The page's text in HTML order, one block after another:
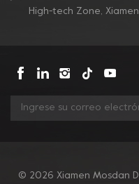
High-tech Zone,
© 2026 Xiamen Mosdan